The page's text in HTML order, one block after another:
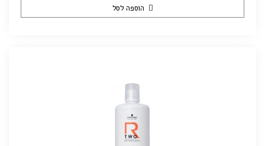
הוספה לסל